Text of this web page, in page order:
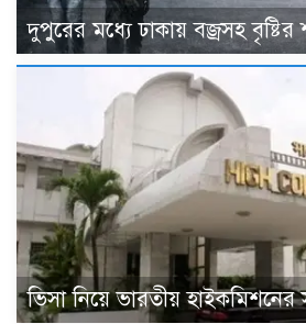
দুপুরের মধ্যে ঢাকায় বজ্রসহ বৃষ্টির
ভিসা নিয়ে ভারতীয় হাইকমিশনের